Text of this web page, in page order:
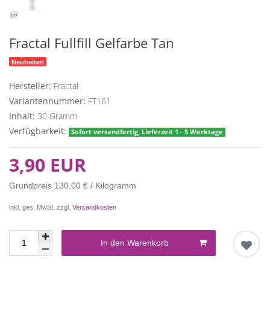
Fractal Fullfill Gelfarbe Tan
Neuheiten
Hersteller: Fractal
Variantennummer: FT161
Inhalt: 30 Gramm
Verfügbarkeit:
Sofort versandfertig, Lieferzeit 1 - 5 Werktage
3,90 EUR
Grundpreis 130,00 € / Kilogramm
inkl. ges. MwSt. zzgl. Versandkosten
In den Warenkorb